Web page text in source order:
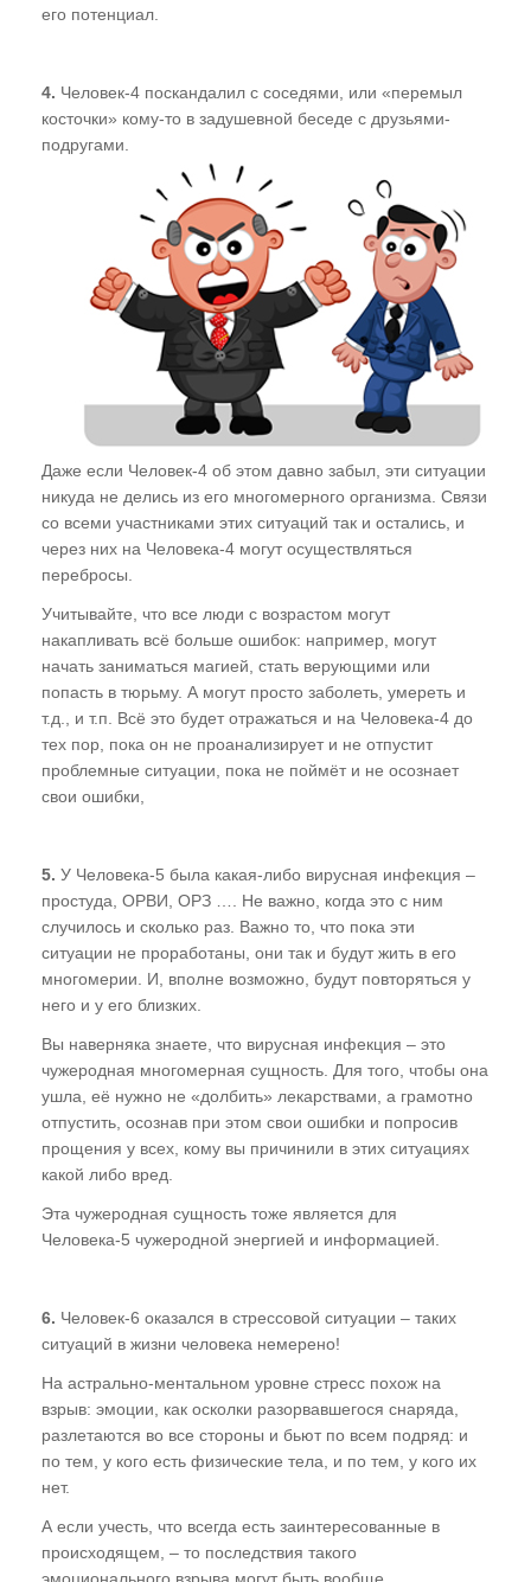
его потенциал.
4. Человек-4 поскандалил с соседями, или «перемыл
косточки» кому-то в задушевной беседе с друзьями-
подругами.
Даже если Человек-4 об этом давно забыл, эти ситуации
никуда не делись из его многомерного организма. Связи
со всеми участниками этих ситуаций так и остались, и
через них на Человека-4 могут осуществляться
перебросы.
Учитывайте, что все люди с возрастом могут
накапливать всё больше ошибок: например, могут
начать заниматься магией, стать верующими или
попасть в тюрьму. А могут просто заболеть, умереть и
т.д., и т.п. Всё это будет отражаться и на Человека-4 до
тех пор, пока он не проанализирует и не отпустит
проблемные ситуации, пока не поймёт и не осознает
свои ошибки,
5. У Человека-5 была какая-либо вирусная инфекция –
простуда, ОРВИ, ОРЗ …. Не важно, когда это с ним
случилось и сколько раз. Важно то, что пока эти
ситуации не проработаны, они так и будут жить в его
многомерии. И, вполне возможно, будут повторяться у
него и у его близких.
Вы наверняка знаете, что вирусная инфекция – это
чужеродная многомерная сущность. Для того, чтобы она
ушла, её нужно не «долбить» лекарствами, а грамотно
отпустить, осознав при этом свои ошибки и попросив
прощения у всех, кому вы причинили в этих ситуациях
какой либо вред.
Эта чужеродная сущность тоже является для
Человека-5 чужеродной энергией и информацией.
6. Человек-6 оказался в стрессовой ситуации – таких
ситуаций в жизни человека немерено!
На астрально-ментальном уровне стресс похож на
взрыв: эмоции, как осколки разорвавшегося снаряда,
разлетаются во все стороны и бьют по всем подряд: и
по тем, у кого есть физические тела, и по тем, у кого их
нет.
А если учесть, что всегда есть заинтересованные в
происходящем, – то последствия такого